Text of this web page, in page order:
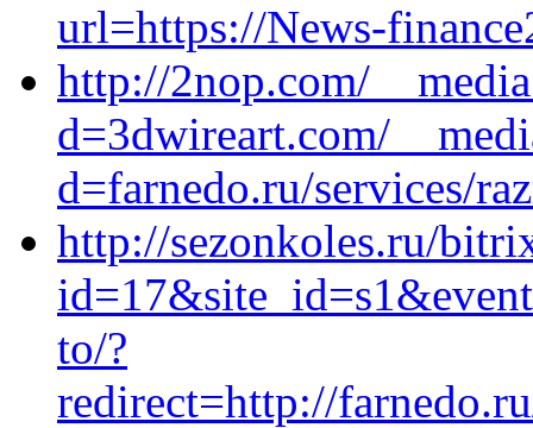
url=https://News-
http://2nop.com/
d=3dwireart.com/
d=farnedo.ru/services/
http://sezonkoles.ru/
to/?
redirect=http://